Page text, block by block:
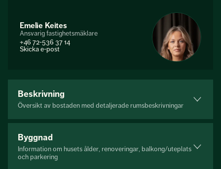
Emelie Keites
Ansvarig fastighetsmäklare
+46 72-536 37 14
Skicka e-post
Beskrivning
Översikt av bostaden med detaljerade rumsbeskrivningar
Byggnad
Information om husets ålder, renoveringar, balkong/uteplats
och parkering